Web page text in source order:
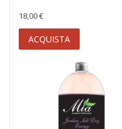
18,00 €
ACQUISTA